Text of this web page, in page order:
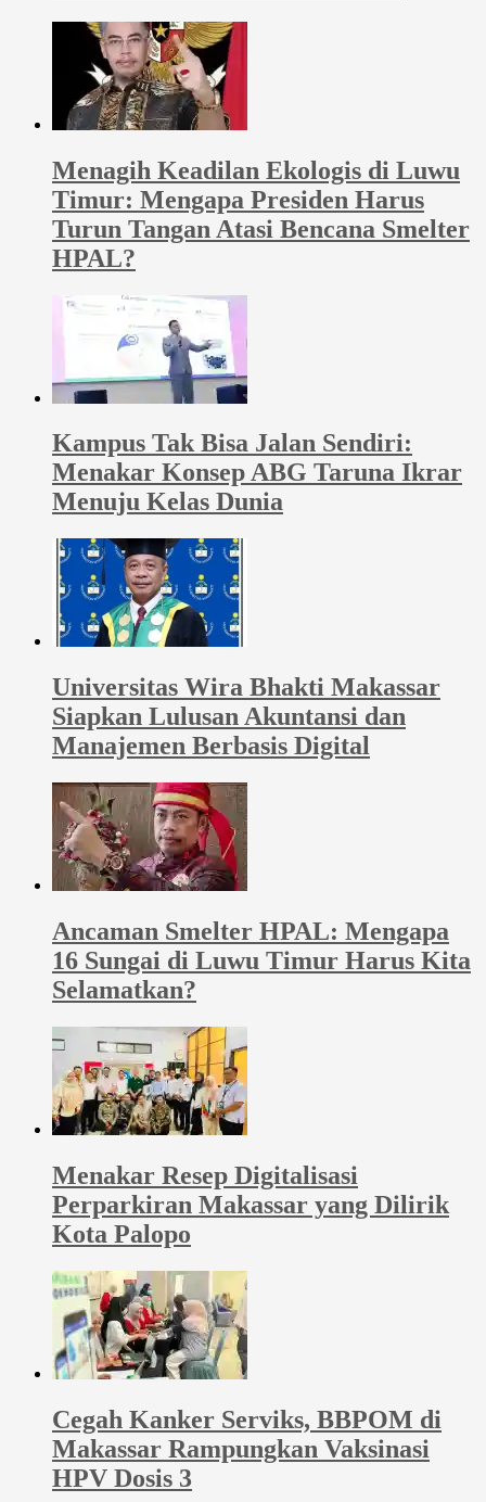
Menagih Keadilan Ekologis di Luwu
Timur: Mengapa Presiden Harus
Turun Tangan Atasi Bencana Smelter
HPAL?
Kampus Tak Bisa Jalan Sendiri:
Menakar Konsep ABG Taruna Ikrar
Menuju Kelas Dunia
Universitas Wira Bhakti Makassar
Siapkan Lulusan Akuntansi dan
Manajemen Berbasis Digital
Ancaman Smelter HPAL: Mengapa
16 Sungai di Luwu Timur Harus Kita
Selamatkan?
Menakar Resep Digitalisasi
Perparkiran Makassar yang Dilirik
Kota Palopo
Cegah Kanker Serviks, BBPOM di
Makassar Rampungkan Vaksinasi
HPV Dosis 3